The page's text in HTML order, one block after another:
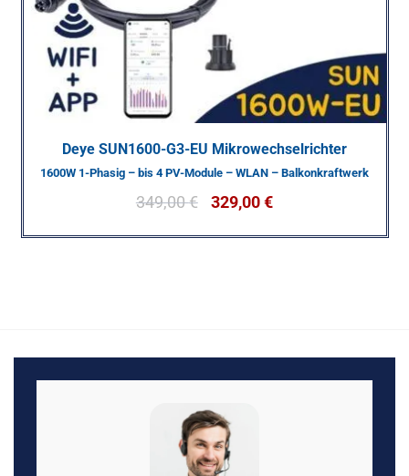
Deye SUN1600-G3-EU Mikrowechselrichter
1600W 1-Phasig – bis 4 PV-Module – WLAN – Balkonkraftwerk
349,00€ 329,00€